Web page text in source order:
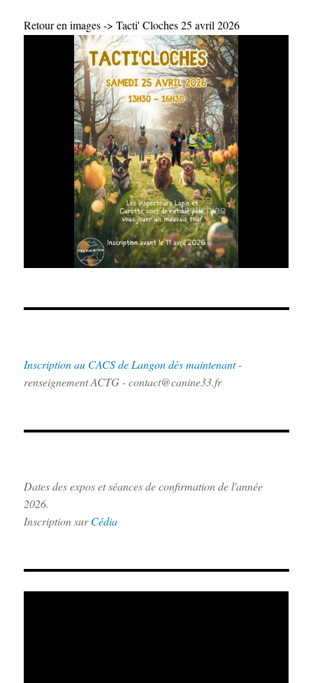
Retour en images -> Tacti' Cloches 25 avril 2026
Inscription au CACS de Langon dès maintenant-
renseignement ACTG - contact@canine33.fr
Dates des expos et séances de confirmation de l'année
2026.
Inscription surCédia